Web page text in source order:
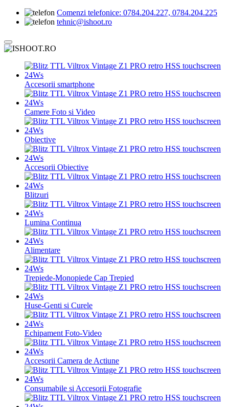
Comenzi telefonice: 0784.204.227, 0784.204.225
tehnic@ishoot.ro
Accesorii smartphone
Camere Foto si Video
Obiective
Accesorii Obiective
Blitzuri
Lumina Continua
Alimentare
Trepiede-Monopiede Cap Trepied
Huse-Genti si Curele
Echipament Foto-Video
Accesorii Camera de Actiune
Consumabile si Accesorii Fotografie